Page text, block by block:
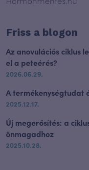
Friss a blogon
Az anovulációs ciklus
el a peteérés?
2026.06.29.
A termékenységtudat
2025.12.17.
Új megerősítés: a
önmagadhoz
2025.10.28.